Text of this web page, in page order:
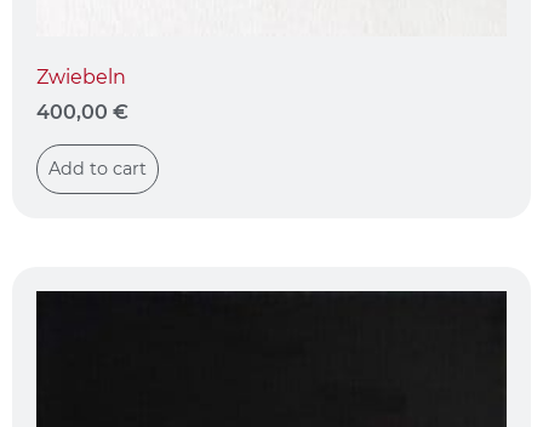
Zwiebeln
400,00 €
Add to cart